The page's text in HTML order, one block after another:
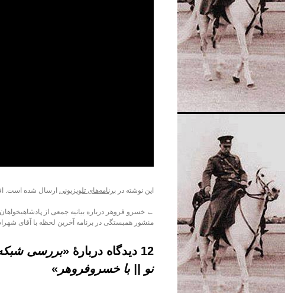
این نوشته در برنامه‌های تلویزیونی ارسال شده است.
← خسرو فروهر درباره بیانیه جمعی از پادشاهیخواهان
منشور همبستگی در برنامه آخرین لحظه با آقای
12 دیدگاه دربارهٔ «
بررسی شبکه
نو || با خسروفروهر »